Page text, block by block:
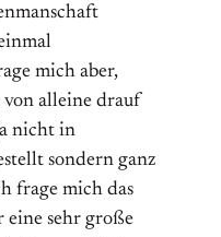
mich aber,
alleine drauf
nicht in
sondern ganz
frage mich das
eine sehr große